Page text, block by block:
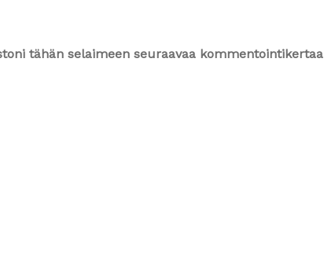
tähän selaimeen seuraavaa kommentointikertaa